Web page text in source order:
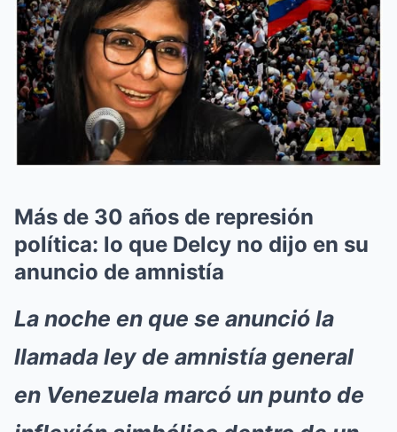
Más de 30 años de represión
política: lo que Delcy no dijo en su
anuncio de amnistía
La noche en que se anunció la
llamada ley de amnistía general
en Venezuela marcó un punto de